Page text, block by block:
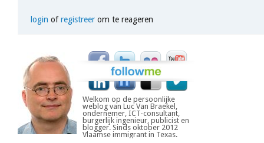
login ofregistreerom te reageren
Welkom op de persoonlijke
weblog van Luc Van Braekel,
ondernemer, ICT-consultant,
burgerlijk ingenieur, publicist en
blogger. Sinds oktober 2012
Vlaamse immigrant in Texas.